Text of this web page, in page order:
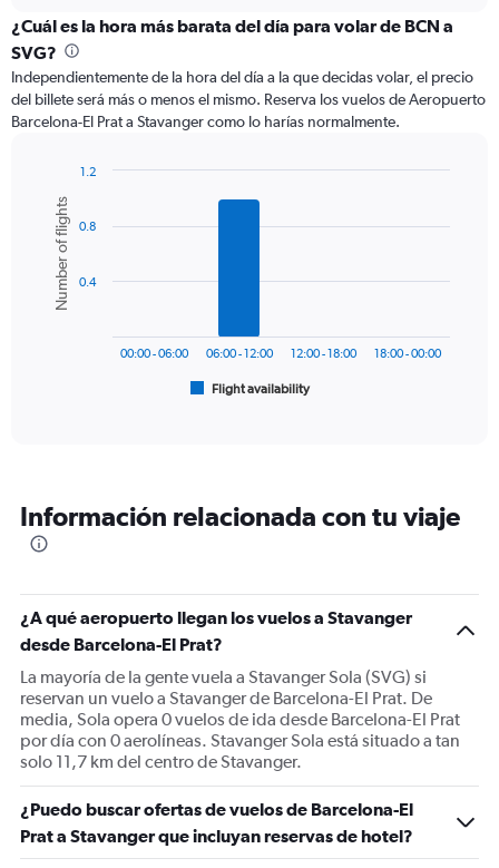
categories.
Range:
categories.
The
chart
axis
displaying
values.
Range:
¿Cuál es la hora más barata del día para volar de BCN a
SVG?
Independientemente de la hora del día a la que decidas volar, el precio
del billete será más o menos el mismo. Reserva los vuelos de Aeropuerto
Barcelona-El Prat a Stavanger como lo harías normalmente.
chart
with
bars.
The
categories.
The
Y
axis
displaying
Number
of
flights.
Range:
0
1.2.
Chart
graphic.
Number of flights
Flight availability
00:00 - 06:00 06:00 - 12:00 12:00 - 18:00 18:00 - 00:00
0.4
0.8
1.2
Información relacionada con tu viaje
¿A qué aeropuerto llegan los vuelos a Stavanger
desde Barcelona-El Prat?
La mayoría de la gente vuela a Stavanger Sola (SVG) si
reservan un vuelo a Stavanger de Barcelona-El Prat. De
media, Sola opera 0 vuelos de ida desde Barcelona-El Prat
por día con 0 aerolíneas. Stavanger Sola está situado a tan
solo 11,7 km del centro de Stavanger.
¿Puedo buscar ofertas de vuelos de Barcelona-El
Prat a Stavanger que incluyan reservas de hotel?